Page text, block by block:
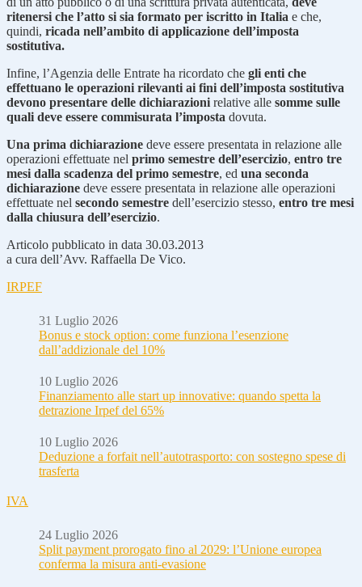
ritenersi che l’atto si sia formato per iscritto in Italia e che,
quindi, ricada nell’ambito di applicazione dell’imposta
sostitutiva.
Infine, l’Agenzia delle Entrate ha ricordato che gli enti che
effettuano le operazioni rilevanti ai fini dell’imposta sostitutiva
devono presentare delle dichiarazioni relative alle somme sulle
quali deve essere commisurata l’imposta dovuta.
Una prima dichiarazione deve essere presentata in relazione alle
operazioni effettuate nel primo semestre dell’esercizio, entro tre
mesi dalla scadenza del primo semestre, ed una seconda
dichiarazione deve essere presentata in relazione alle operazioni
effettuate nel secondo semestre dell’esercizio stesso, entro tre mesi
dalla chiusura dell’esercizio.
Articolo pubblicato in data 30.03.2013
a cura dell’Avv. Raffaella De Vico.
IRPEF
31 Luglio 2026
Bonus e stock option: come funziona l’esenzione
dall’addizionale del 10%
10 Luglio 2026
Finanziamento alle start up innovative: quando spetta la
detrazione Irpef del 65%
10 Luglio 2026
Deduzione a forfait nell’autotrasporto: con sostegno spese di
trasferta
IVA
24 Luglio 2026
Split payment prorogato fino al 2029: l’Unione europea
conferma la misura anti-evasione